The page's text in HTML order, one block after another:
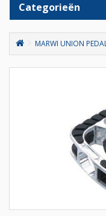
Categorieën
MARWI UNION